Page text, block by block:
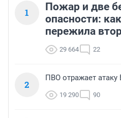
1
Пожар и две
опасности:
пережила
29 664 22
2
ПВО отражает
19 290 90